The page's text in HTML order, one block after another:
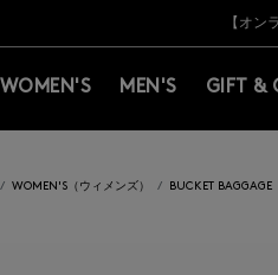
新規登録のお客様も対象！＜MY【オン
新規登録のお客様も対象！＜MY
WOMEN'S MEN'S GIFT &
WOMEN'S（ウィメンズ） BUCKET